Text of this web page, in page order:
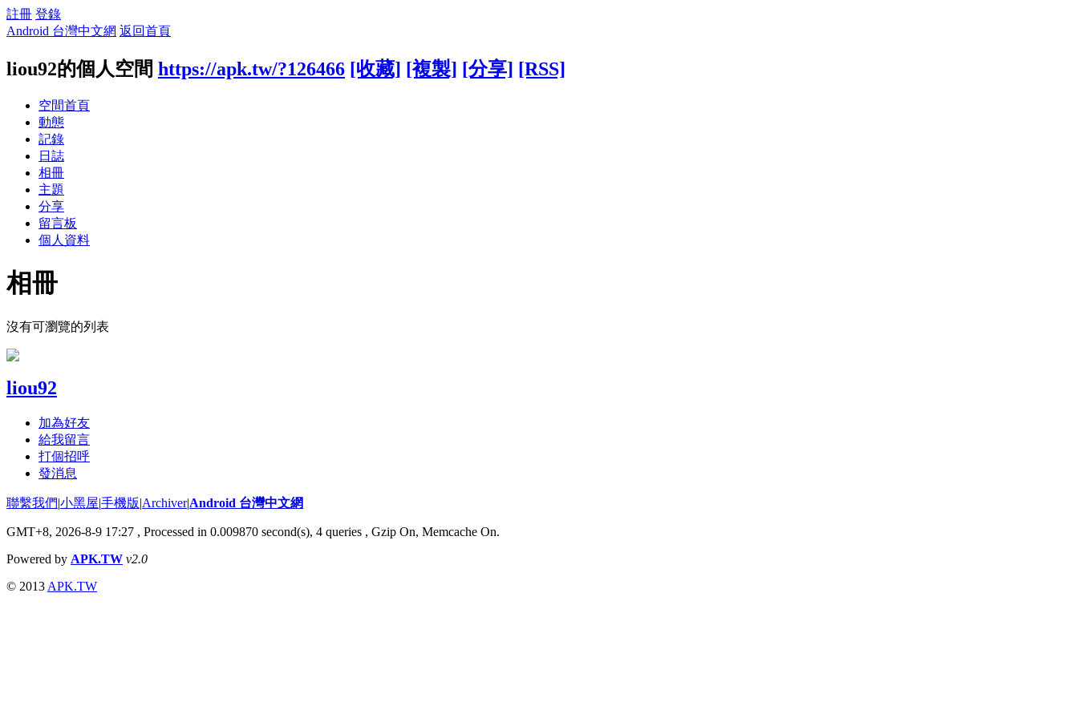
註冊 登錄
Android 台灣中文網 返回首頁
liou92的個人空間 https://apk.tw/?126466 [收藏] [複製] [分享] [RSS]
空間首頁
動態
記錄
日誌
相冊
主題
分享
留言板
個人資料
相冊
沒有可瀏覽的列表
liou92
加為好友
給我留言
打個招呼
發消息
聯繫我們|小黑屋|手機版|Archiver|Android 台灣中文網
GMT+8, 2026-8-9 17:27 , Processed in 0.009870 second(s), 4 queries , Gzip On, Memcache On.
Powered by APK.TW v2.0
© 2013 APK.TW